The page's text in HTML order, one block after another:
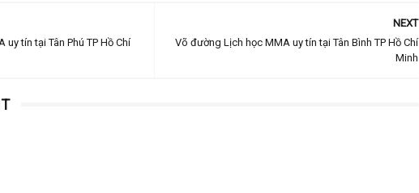
NEXT
Võ đường Lịch học MMA uy tín tại Tân Bình TP Hồ Chí
Minh
tín tại Tân Phú TP Hồ Chí